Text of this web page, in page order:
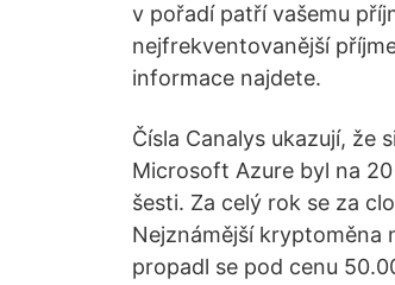
v pořadí patří vašemu
nejfrekventovanější
informace najdete.
Čísla Canalys ukazují, že
Microsoft Azure byl na
šesti. Za celý rok se za
Nejznámější kryptoměna
propadl se pod cenu